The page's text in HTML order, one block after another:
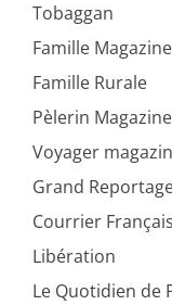
Tobaggan
Famille Magazine
Famille Rurale
Pèlerin Magazine
Voyager
Grand
Courrier Français
Libération
Le Quotidien de